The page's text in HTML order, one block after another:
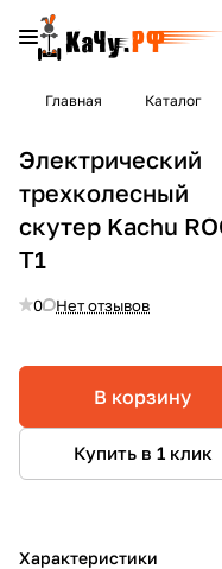
Главная Каталог
Электрический
трехколесный
скутер Kachu
T1
0 Нет отзывов
В корзину
Купить в 1 клик
Характеристики